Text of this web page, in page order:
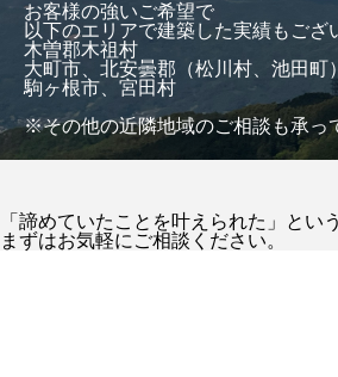
お客様の強いご希望で
以下のエリアで建築した実績もござ
木曽郡木祖村
大町市、北安曇郡（松川村、池田町）
駒ヶ根市、宮田村
※その他の近隣地域のご相談も承っ
「諦めていたことを叶えられた」と
まずはお気軽にご相談ください。